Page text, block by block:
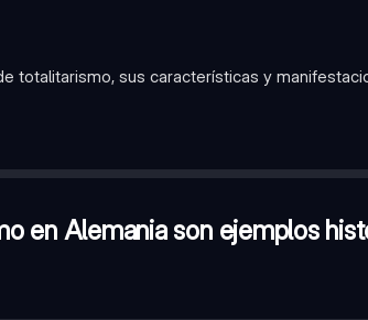
totalitarismo, sus características y
en Alemania son ejemplos
con el poder?—Concentración de todo el